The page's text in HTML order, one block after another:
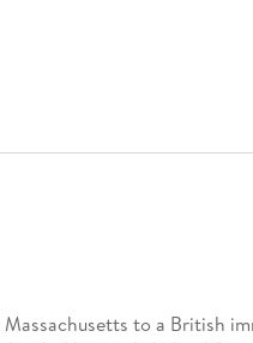
to a British